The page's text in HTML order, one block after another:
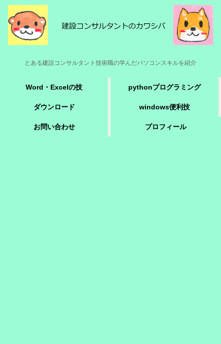
とある建設コンサルタント技術職の学んだパソコンスキルを紹介
Word・Excelの技 pythonプログラミング
ダウンロード windows便利技
お問い合わせ プロフィール